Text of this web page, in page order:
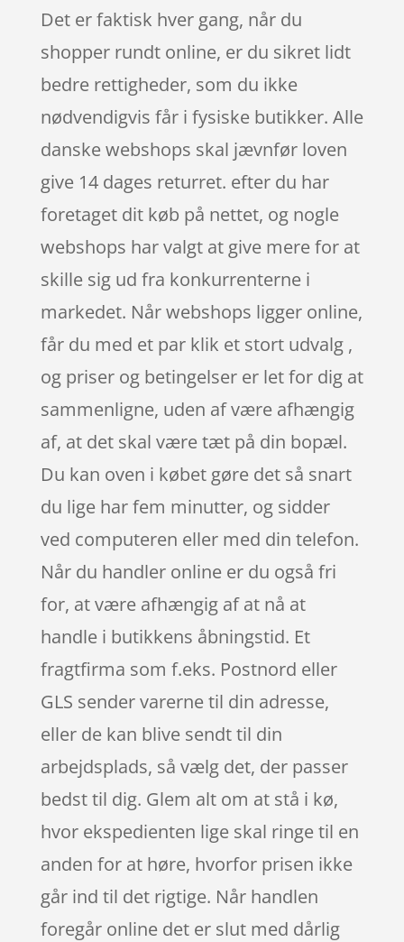
Det er faktisk hver gang, når du
shopper rundt online, er du sikret lidt
bedre rettigheder, som du ikke
nødvendigvis får i fysiske butikker. Alle
danske webshops skal jævnfør loven
give 14 dages returret. efter du har
foretaget dit køb på nettet, og nogle
webshops har valgt at give mere for at
skille sig ud fra konkurrenterne i
markedet. Når webshops ligger online,
får du med et par klik et stort udvalg ,
og priser og betingelser er let for dig at
sammenligne, uden af være afhængig
af, at det skal være tæt på din bopæl.
Du kan oven i købet gøre det så snart
du lige har fem minutter, og sidder
ved computeren eller med din telefon.
Når du handler online er du også fri
for, at være afhængig af at nå at
handle i butikkens åbningstid. Et
fragtfirma som f.eks. Postnord eller
GLS sender varerne til din adresse,
eller de kan blive sendt til din
arbejdsplads, så vælg det, der passer
bedst til dig. Glem alt om at stå i kø,
hvor ekspedienten lige skal ringe til en
anden for at høre, hvorfor prisen ikke
går ind til det rigtige. Når handlen
foregår online det er slut med dårlig